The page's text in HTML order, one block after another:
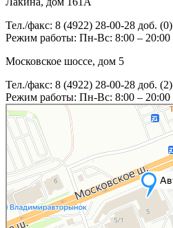
Тел./факс: 8 (4922) 28-00-28 доб. (0)
Режим работы: Пн-Вс: 8:00 – 20:00
Московское шоссе, дом 5
Тел./факс: 8 (4922) 28-00-28 доб. (2)
Режим работы: Пн-Вс: 8:00 – 20:00